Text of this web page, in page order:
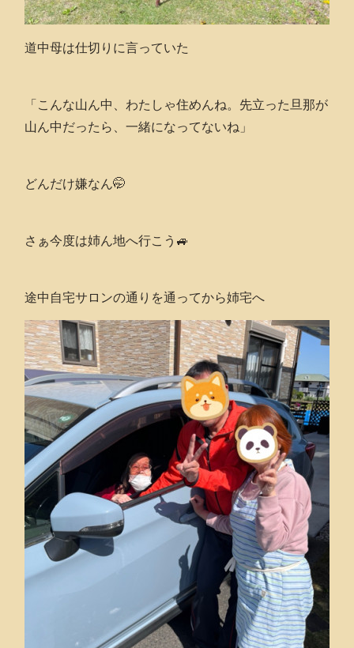
道中母は仕切りに言っていた
「こんな山ん中、わたしゃ住めんね。先立った旦那が
山ん中だったら、一緒になってないね」
どんだけ嫌なん🤭
さぁ今度は姉ん地へ行こう🚙
途中自宅サロンの通りを通ってから姉宅へ